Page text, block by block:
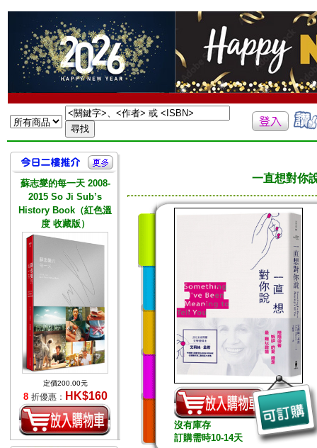
蘇志燮的每一天 2008-
2015 So Ji Sub’s
History Book（紅色溫
度 收藏版）
定價200.00元
8 折優惠： HK$160
一直想對你
沒有庫存
訂購需時10-14天